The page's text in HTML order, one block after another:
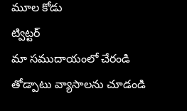
మూల కోడు
ట్విట్టర్
మా సముదాయంలో చేరండి
తోడ్పాటు వ్యాసాలను చూడండి